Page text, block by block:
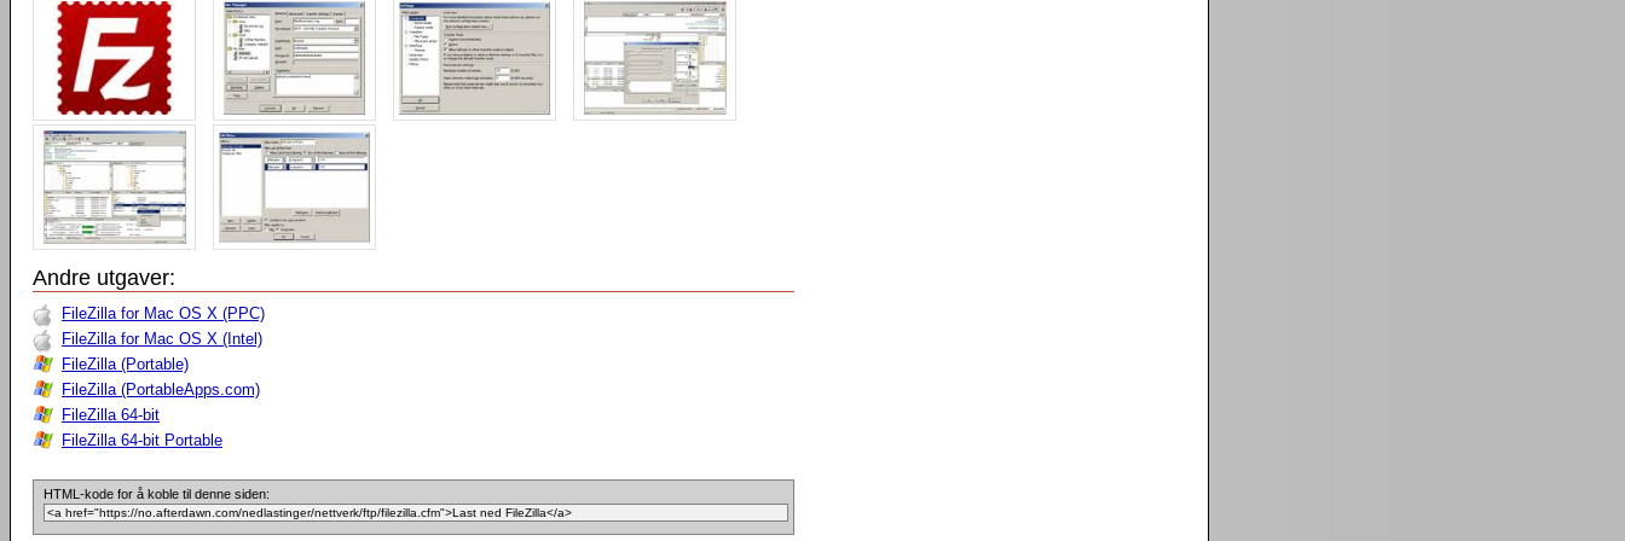
Andre utgaver:
FileZilla for Mac OS X (PPC)
FileZilla for Mac OS X (Intel)
FileZilla (Portable)
FileZilla (PortableApps.com)
FileZilla 64-bit
FileZilla 64-bit Portable
HTML-kode for å koble til denne siden: